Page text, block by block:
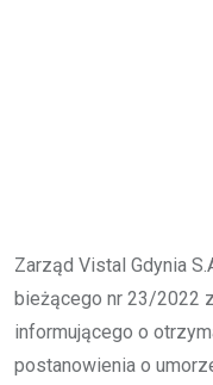
Zarząd Vistal Gdynia
bieżącego nr 23/2022
informującego o
postanowienia o